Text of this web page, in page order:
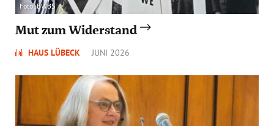
Foto: BWBS
Mut zum Widerstand
HAUS LÜBECK JUNI 2026